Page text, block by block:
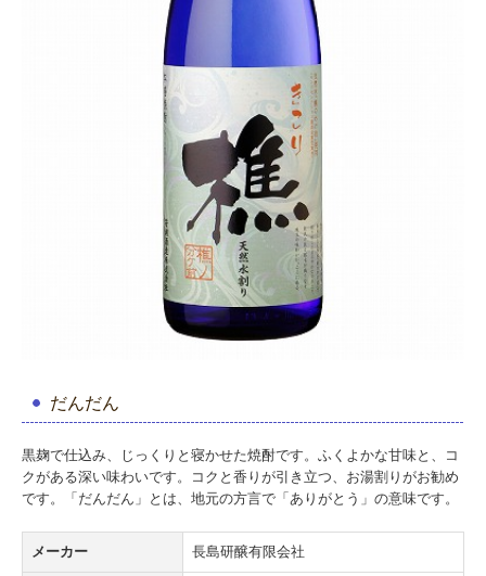
だんだん
黒麹で仕込み、じっくりと寝かせた焼酎です。ふくよかな甘味と、コ
クがある深い味わいです。コクと香りが引き立つ、お湯割りがお勧め
です。「だんだん」とは、地元の方言で「ありがとう」の意味です。
メーカー 長島研醸有限会社